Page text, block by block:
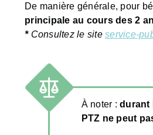
De manière générale, pour
principale au cours des 2
* Consultez le site service-
À noter :durant
PTZ ne peut